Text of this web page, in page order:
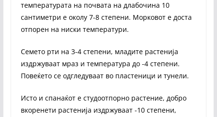
температурата на почвата на длабочина 10
сантиметри е околу 7-8 степени. Морковот е доста
отпорен на ниски температури.
Семето рти на 3-4 степени, младите растенија
издржуваат мраз и температура до -4 степени.
Повеќето се одгледуваат во пластеници и тунели.
Исто и спанаќот е студоотпорно растение, добро
вкоренети растенија издржуваат -10 степени,